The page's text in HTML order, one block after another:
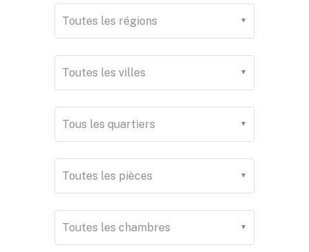
Toutes les régions
Toutes les villes
Tous les quartiers
Toutes les pièces
Toutes les chambres